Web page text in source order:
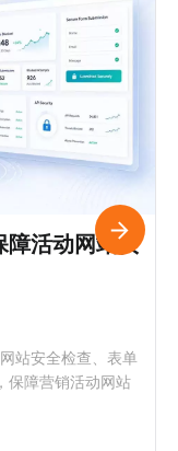
障活动网站安
站安全检查、表单
保障营销活动网站